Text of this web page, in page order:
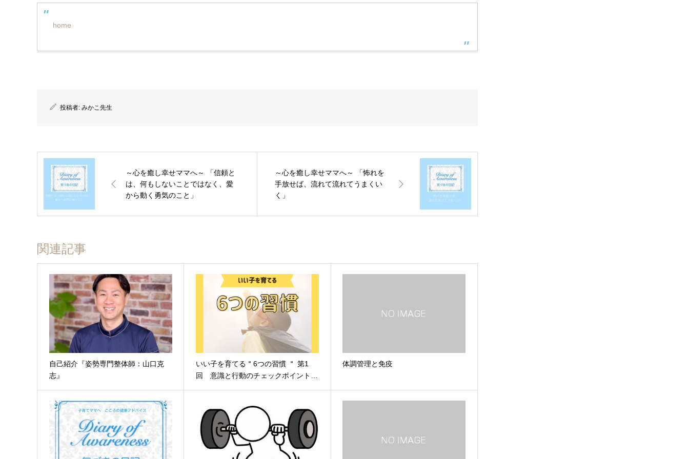
home
投稿者: みかこ先生
～心を癒し幸せママへ～ 「信頼と
は、何もしないことではなく、愛
から動く勇気のこと」
～心を癒し幸せママへ～ 「怖れを
手放せば、流れて流れてうまくい
く」
関連記事
自己紹介『姿勢専門整体師：山口克
志』
いい子を育てる＂6つの習慣 ＂ 第1
回 意識と行動のチェックポイント…
体調管理と免疫